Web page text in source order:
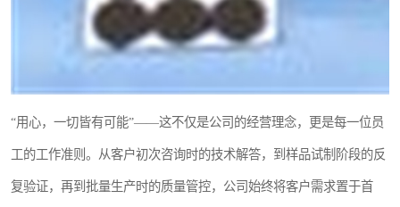
“用心，一切皆有可能”——这不仅是公司的经营理念，更是每一位员
工的工作准则。从客户初次咨询时的技术解答，到样品试制阶段的反
复验证，再到批量生产时的质量管控，公司始终将客户需求置于首